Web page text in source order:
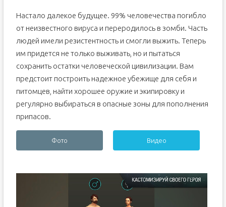
Настало далекое будущее. 99% человечества погибло
от неизвестного вируса и переродилось в зомби. Часть
людей имели резистентность и смогли выжить. Теперь
им придется не только выживать, но и пытаться
сохранить остатки человеческой цивилизации. Вам
предстоит построить надежное убежище для себя и
питомцев, найти хорошее оружие и экипировку и
регулярно выбираться в опасные зоны для пополнения
припасов.
Фото Видео